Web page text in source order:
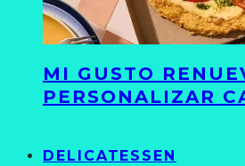
MI GUSTO
PERSONALIZAR
DELICATESSEN